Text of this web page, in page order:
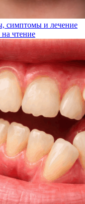
симптомы и лечение
чтение